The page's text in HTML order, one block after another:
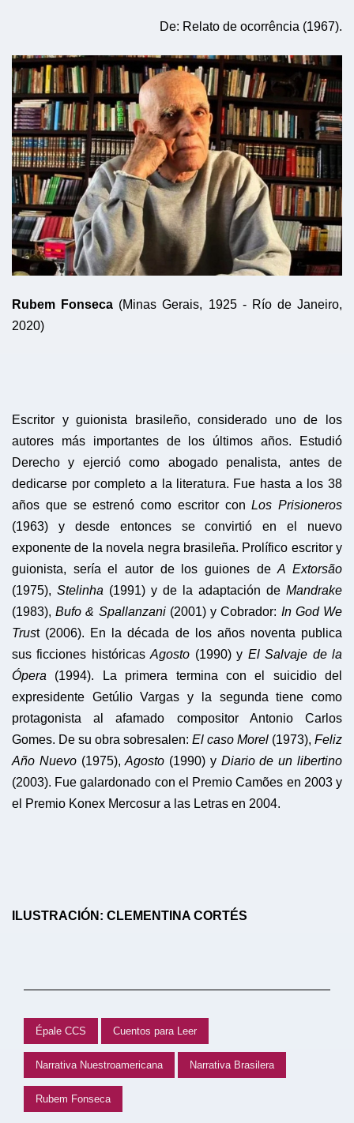
De: Relato de ocorrência (1967).
Rubem Fonseca (Minas Gerais, 1925 - Río de Janeiro,
2020)
Escritor y guionista brasileño, considerado uno de los
autores más importantes de los últimos años. Estudió
Derecho y ejerció como abogado penalista, antes de
dedicarse por completo a la literatura. Fue hasta a los 38
años que se estrenó como escritor conLos Prisioneros
(1963) y desde entonces se convirtió en el nuevo
exponente de la novela negra brasileña. Prolífico escritor y
guionista, sería el autor de los guiones deA Extorsão
(1975), Stelinha (1991) y de la adaptación de Mandrake
(1983),Bufo & Spallanzani(2001) y Cobrador: In God We
Trust (2006). En la década de los años noventa publica
sus ficciones históricasAgosto (1990) y El Salvaje de la
Ópera (1994). La primera termina con el suicidio del
expresidente Getúlio Vargas y la segunda tiene como
protagonista al afamado compositor Antonio Carlos
Gomes. De su obra sobresalen: El caso Morel (1973), Feliz
Año Nuevo(1975),Agosto (1990) yDiario de un libertino
(2003). Fue galardonado con el Premio Camões en 2003 y
el Premio Konex Mercosur a las Letras en 2004.
ILUSTRACIÓN: CLEMENTINA CORTÉS
Épale CCS Cuentos para Leer
Narrativa Nuestroamericana Narrativa Brasilera
Rubem Fonseca